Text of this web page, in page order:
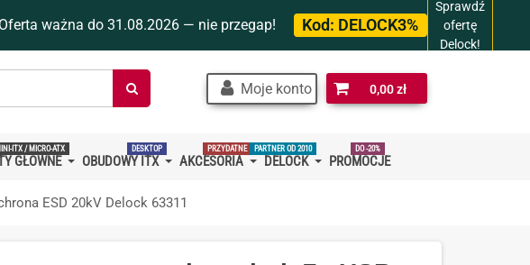
ważna do 31.08.2026 — nie przegap! Kod: DELOCK3%
Sprawdź
ofertę
Delock!
Szukaj
w
Moje konto 0,00 zł
GŁÓWNE
ITX / MICRO-ATX
OBUDOWY ITX
DESKTOP
AKCESORIA
PRZYDATNE
DELOCK
PARTNER OD 2010
PROMOCJE
DO -20%
ESD 20kV Delock 63311